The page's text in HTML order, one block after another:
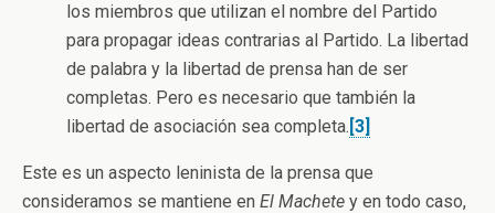
los miembros que utilizan el nombre del Partido
para propagar ideas contrarias al Partido. La libertad
de palabra y la libertad de prensa han de ser
completas. Pero es necesario que también la
libertad de asociación sea completa. [3]
Este es un aspecto leninista de la prensa que
consideramos se mantiene en El Machete y en todo caso,